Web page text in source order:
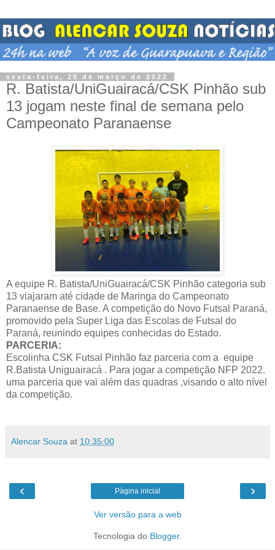
sexta-feira, 25 de março de 2022
R. Batista/UniGuairacá/CSK Pinhão sub
13 jogam neste final de semana pelo
Campeonato Paranaense
A equipe R. Batista/UniGuairacá/CSK Pinhão categoria sub
13 viajaram até cidade de Maringa do Campeonato
Paranaense de Base. A competição do Novo Futsal Paraná,
promovido pela Super Liga das Escolas de Futsal do
Paraná, reunindo equipes conhecidas do Estado.
PARCERIA:
Escolinha CSK Futsal Pinhão faz parceria com a equipe
R.Batista Uniguairacá . Para jogar a competição NFP 2022.
uma parceria que vai além das quadras ,visando o alto nível
da competição.
Alencar Souza at 10:35:00
‹ ›
Página inicial
Ver versão para a web
Tecnologia do Blogger.